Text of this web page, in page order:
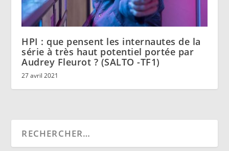
HPI : que pensent les internautes de la
série à très haut potentiel portée par
Audrey Fleurot ? (SALTO -TF1)
27 avril 2021